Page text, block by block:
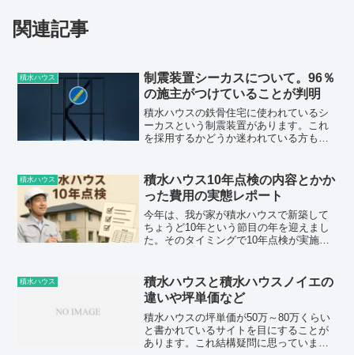
関連記事
積水ハウス
制震装置シーカスについて。96％
の施主がつけていることが判明
積水ハウスの鉄骨住宅に使われているシ
ーカスという制震装置があります。これ
を採用するかどうか迷われている方も多
た。地震に強い家にしたかったのでシー
カスも実際に搭載しています...
積水ハウス
積水ハウス10年点検の内容とかか
った費用の実態レポート
今年は、我が家が積水ハウスで新築して
ちょうど10年という節目の年を迎えまし
た。そのタイミングで10年点検が実施さ
これから点検を迎える方の参考になれば
幸いです。我が家の仕...
積水ハウス
積水ハウスと積水ハウスノイエの
違いや坪単価など
積水ハウスの坪単価が50万～80万くらい
と書かれているサイトを目にすることが
あります。これ結構疑問に思っていまし